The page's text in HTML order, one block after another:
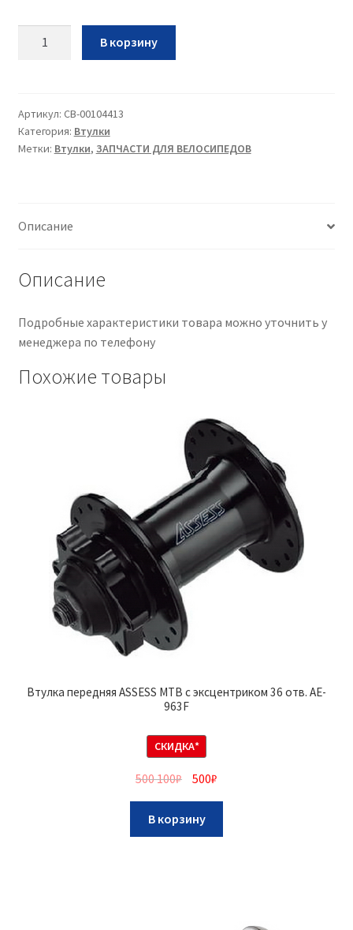
MTB
под
эксц
L:3/8х100х108
подш.
6200
В корзину
Артикул: CB-00104413
Категория: Втулки
Метки: Втулки, ЗАПЧАСТИ ДЛЯ ВЕЛОСИПЕДОВ
Описание
Описание
Подробные характеристики товара можно уточнить у
менеджера по телефону
Похожие товары
Втулка передняя ASSESS MTB с эксцентриком 36 отв. AE-
963F
СКИДКА*
500 100₽ 500₽
В корзину